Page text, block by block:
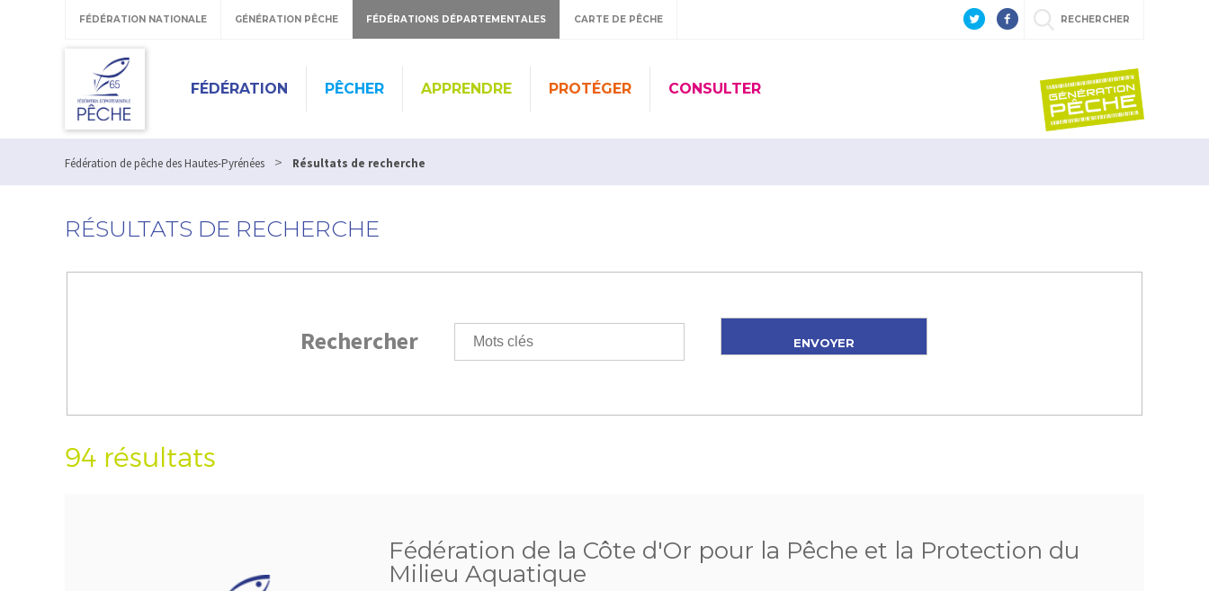
FÉDÉRATION NATIONALE GÉNÉRATION PÊCHE FÉDÉRATIONS DÉPARTEMENTALES CARTE DE PÊCHE RECHERCHER
FÉDÉRATION PÊCHER APPRENDRE PROTÉGER CONSULTER
Fédération de pêche des Hautes-Pyrénées > Résultats de recherche
RÉSULTATS DE RECHERCHE
Rechercher
94 résultats
Fédération de la Côte d'Or pour la Pêche et la Protection du
Milieu Aquatique